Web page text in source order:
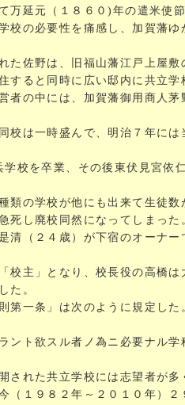
万延元（１８６０)年の遣米使
校の必要性を痛感し、加賀藩ゆ
た佐野は、旧福山藩江戸上屋敷
すると同時に広い邸内に共立
者の中には、加賀藩御用商人
校は一時盛んで、明治７年に
校を卒業、その後東伏見宮依
類の学校が他にも出来て生徒
死し廃校同然になってしまった
清（２４歳）が下宿のオーナ
校主」となり、校長役の高橋
た。
第一条」は次のように規定した
ント欲スル者ノ為ニ必要ナル学
された共立学校には志望者が
（１９８２年～２０１０年）